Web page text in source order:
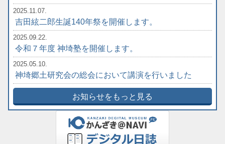
2025.11.07.
吉田絃二郎生誕140年祭を開催します。
2025.09.22.
令和７年度 神埼塾を開催します。
2025.05.10.
神埼郷土研究会の総会において講演を行いました
お知らせをもっと見る